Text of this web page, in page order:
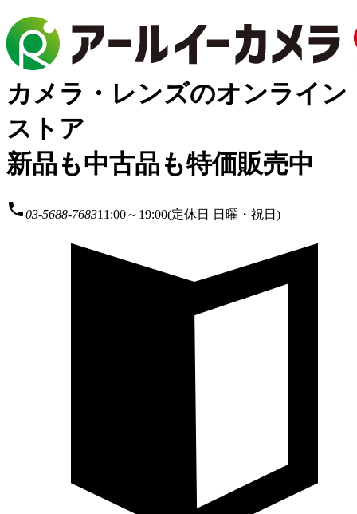
カメラ・レンズのオンライン
ストア
新品も中古品も特価販売中
local_phone03-5688-768311:00～19:00(定休日 日曜・祝日)